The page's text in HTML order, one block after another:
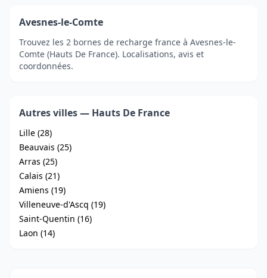
Avesnes-le-Comte
Trouvez les 2 bornes de recharge france à Avesnes-le-
Comte (Hauts De France). Localisations, avis et
coordonnées.
Autres villes — Hauts De France
Lille (28)
Beauvais (25)
Arras (25)
Calais (21)
Amiens (19)
Villeneuve-d'Ascq (19)
Saint-Quentin (16)
Laon (14)